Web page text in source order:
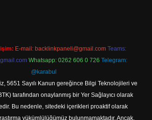
E-mail: backlinkpaneli@gmail.com Teams:
Whatsapp: 0262 606 0 726 Telegram:
@karabul
5651 Sayılı Kanun gereğince Bilgi Teknolojileri ve
tarafından onaylanmış bir Yer Sağlayıcı olarak
Bu nedenle, sitedeki içerikleri proaktif olarak
yükümlülüğümüz bulunmamaktadır. Ancak,